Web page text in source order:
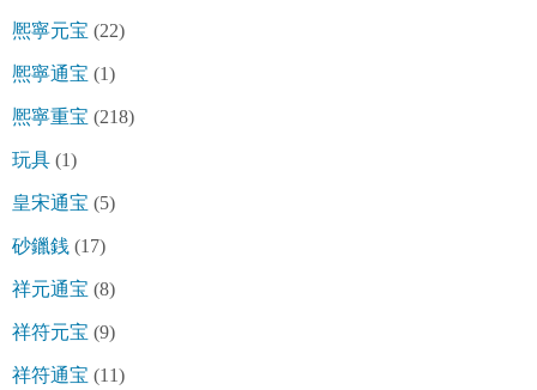
熈寧元宝 (22)
熈寧通宝 (1)
熈寧重宝 (218)
玩具 (1)
皇宋通宝 (5)
砂鑞銭 (17)
祥元通宝 (8)
祥符元宝 (9)
祥符通宝 (11)